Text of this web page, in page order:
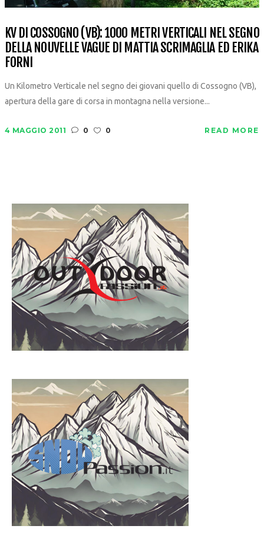
KV DI COSSOGNO (VB): 1000 METRI VERTICALI NEL SEGNO
DELLA NOUVELLE VAGUE DI MATTIA SCRIMAGLIA ED ERIKA
FORNI
Un Kilometro Verticale nel segno dei giovani quello di Cossogno (VB),
apertura della gare di corsa in montagna nella versione...
4 MAGGIO 2011 0 0 READ MORE